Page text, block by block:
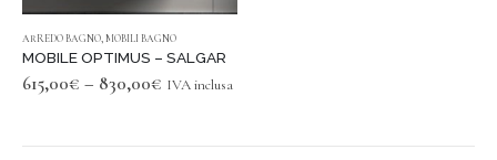
page
product
has
multiple
The
ARREDO BAGNO,MOBILI BAGNO
MOBILE OPTIMUS – SALGAR
615,00€ – 830,00€ IVA inclusa